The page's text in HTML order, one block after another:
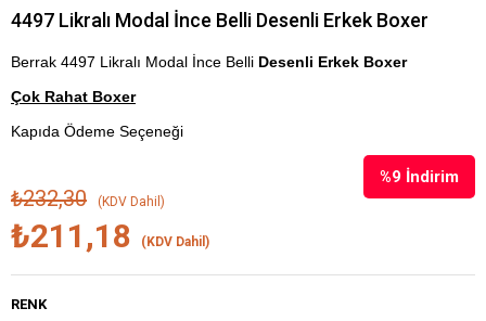
4497 Likralı Modal İnce Belli Desenli Erkek Boxer
Berrak 4497 Likralı Modal İnce Belli Desenli Erkek Boxer
Çok Rahat Boxer
Kapıda Ödeme Seçeneği
%9 İndirim
₺232,30 (KDV Dahil)
₺211,18 (KDV Dahil)
RENK